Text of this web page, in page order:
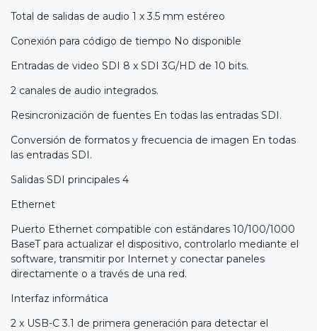
Total de salidas de audio 1 x 3.5 mm estéreo
Conexión para código de tiempo No disponible
Entradas de video SDI 8 x SDI 3G/HD de 10 bits.
2 canales de audio integrados.
Resincronización de fuentes En todas las entradas SDI.
Conversión de formatos y frecuencia de imagen En todas
las entradas SDI.
Salidas SDI principales 4
Ethernet
Puerto Ethernet compatible con estándares 10/100/1000
BaseT para actualizar el dispositivo, controlarlo mediante el
software, transmitir por Internet y conectar paneles
directamente o a través de una red.
Interfaz informática
2 x USB-C 3.1 de primera generación para detectar el